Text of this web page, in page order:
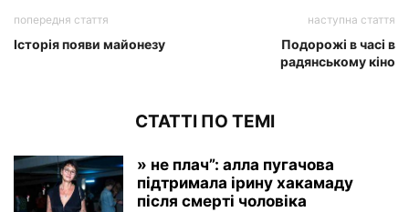
попередня стаття
Історія появи майонезу
наступна стаття
Подорожі в часі в
радянському кіно
СТАТТІ ПО ТЕМІ
» не плач”: алла пугачова
підтримала ірину хакамаду
після смерті чоловіка